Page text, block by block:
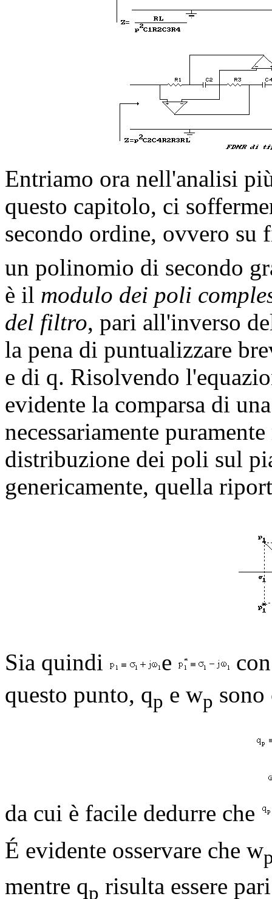
Entriamo ora nell'analisi
questo capitolo, ci
secondo ordine, ovvero su
un polinomio di secondo
è il modulo dei poli
del filtro, pari all'inverso
la pena di puntualizzare
e di q. Risolvendo
evidente la comparsa di
necessariamente
distribuzione dei poli sul
genericamente, quella
Sia quindi e
questo punto, qp e wp
da cui è facile dedurre che
É evidente osservare che w
mentre qp risulta essere